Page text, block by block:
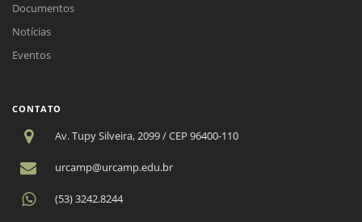
Documentos
Notícias
Eventos
CONTATO
Av. Tupy Silveira, 2099 / CEP 96400-110
urcamp@urcamp.edu.br
(53) 3242.8244